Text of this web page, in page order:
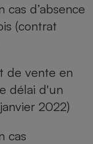
d’absence
(contrat
de vente en
délai d'un
2022)
cas
ménager